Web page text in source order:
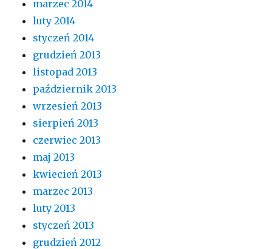
marzec 2014
luty 2014
styczeń 2014
grudzień 2013
listopad 2013
październik 2013
wrzesień 2013
sierpień 2013
czerwiec 2013
maj 2013
kwiecień 2013
marzec 2013
luty 2013
styczeń 2013
grudzień 2012